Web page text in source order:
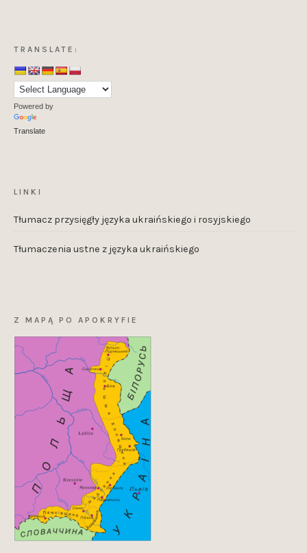
TRANSLATE:
Powered by
Translate
LINKI
Tłumacz przysięgły języka ukraińskiego i rosyjskiego
Tłumaczenia ustne z języka ukraińskiego
Z MAPĄ PO APOKRYFIE